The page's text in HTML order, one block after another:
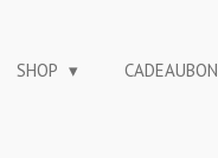
SHOP CADEAUBON